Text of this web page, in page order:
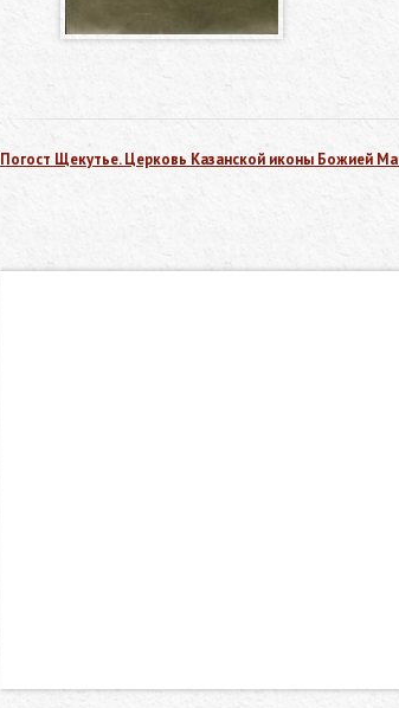
Погост Щекутье. Церковь Казанской иконы Божией